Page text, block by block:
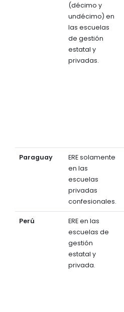
(décimo y
undécimo) en
las escuelas
de gestión
estatal y
privadas.
Paraguay
ERE solamente
en las
escuelas
privadas
confesionales.
Perú
ERE en las
escuelas de
gestión
estatal y
privada.